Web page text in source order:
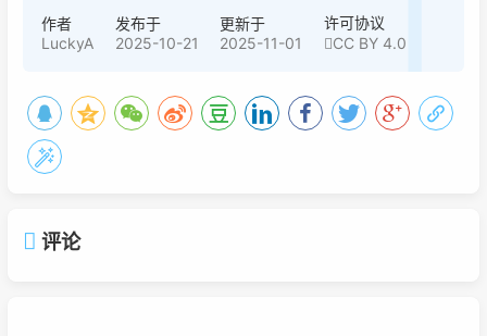
作者
LuckyA
发布于
2025-10-21
更新于
2025-11-01
许可协议
CC BY 4.0
评论